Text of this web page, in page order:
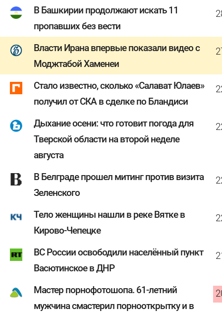
В Башкирии продолжают искать 11
пропавших без вести
Власти Ирана впервые показали видео с
Моджтабой Хаменеи
Стало известно, сколько «Салават Юлаев»
получил от СКА в сделке по Бландиси
Дыхание осени: что готовит погода для
Тверской области на второй неделе
августа
В Белграде прошел митинг против визита
Зеленского
Тело женщины нашли в реке Вятке в
Кирово-Чепецке
ВС России освободили населённый пункт
Васютинское в ДНР
Мастер порнофотошопа. 61-летний
мужчина смастерил порнооткрытку и в